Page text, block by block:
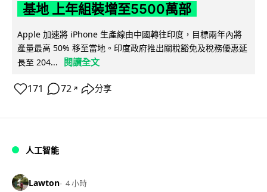
基地 上年組裝增至5500萬部
Apple 加速將 iPhone 生產線由中國轉往印度，目標兩年內將
產量最高 50% 移至當地。印度政府推出關稅豁免及稅務優惠延
長至 204...
閱讀全文
171 72 ↗ 分享
人工智能
Lawton 4 小時